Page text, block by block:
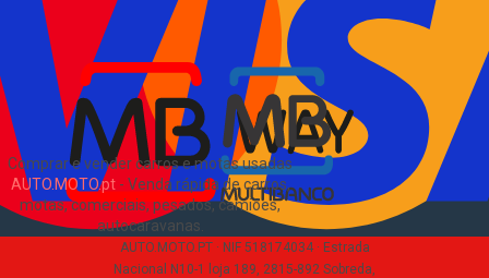
Comprar e vender carros e motas usadas
AUTO.MOTO.pt- Venda rápida de carros,
motas, comerciais, pesados, camiões,
autocaravanas
EN
Sobre Nós
AUTO.MOTO.PT · NIF 518174034 · Estrada
Nacional N10-1 loja 189, 2815-892 Sobreda,